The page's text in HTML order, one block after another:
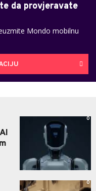
da provjeravate
Mondo mobilnu
0
0